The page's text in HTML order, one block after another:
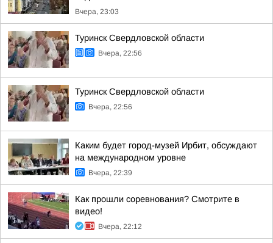
Вчера, 23:03
Туринск Свердловской области
Вчера, 22:56
Туринск Свердловской области
Вчера, 22:56
Каким будет город-музей Ирбит, обсуждают
на международном уровне
Вчера, 22:39
Как прошли соревнования? Смотрите в
видео!
Вчера, 22:12